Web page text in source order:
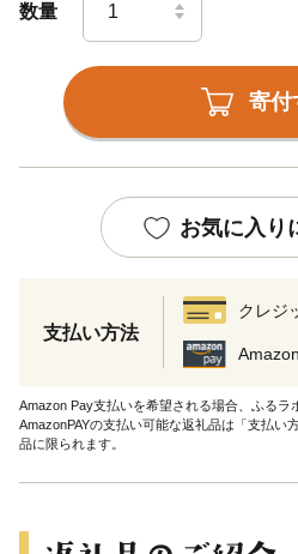
数量
寄付
お気に入り
支払い方法
クレジ
Amazon Pay支払いを希望される場合、ふるラ
AmazonPAYの支払い可能な返礼品は「支払い
品に限られます。